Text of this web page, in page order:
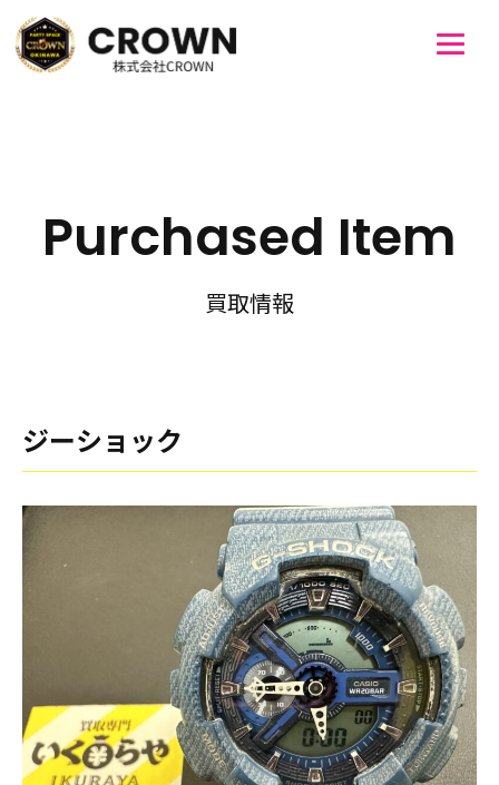
Purchased Item
買取情報
ジーショック